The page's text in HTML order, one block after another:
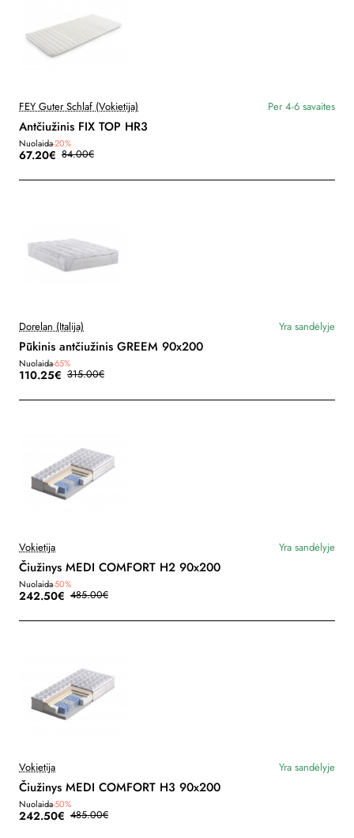
FEY Guter Schlaf (Vokietija) Per 4-6 savaites
Antčiužinis FIX TOP HR3
Nuolaida-20%
67.20€ 84.00€
Dorelan (Italija) Yra sandėlyje
Pūkinis antčiužinis GREEM 90x200
Nuolaida-65%
110.25€ 315.00€
Vokietija Yra sandėlyje
Čiužinys MEDI COMFORT H2 90x200
Nuolaida-50%
242.50€ 485.00€
Vokietija Yra sandėlyje
Čiužinys MEDI COMFORT H3 90x200
Nuolaida-50%
242.50€ 485.00€